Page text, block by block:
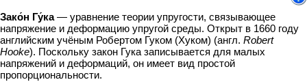
Зако́н Гу́ка— уравнение теории упругости, связывающее
напряжение и деформацию упругой среды. Открыт в 1660 году
английским учёным Робертом Гуком (Хуком) (англ. Robert
Hooke). Поскольку закон Гука записывается для малых
напряжений и деформаций, он имеет вид простой
пропорциональности.